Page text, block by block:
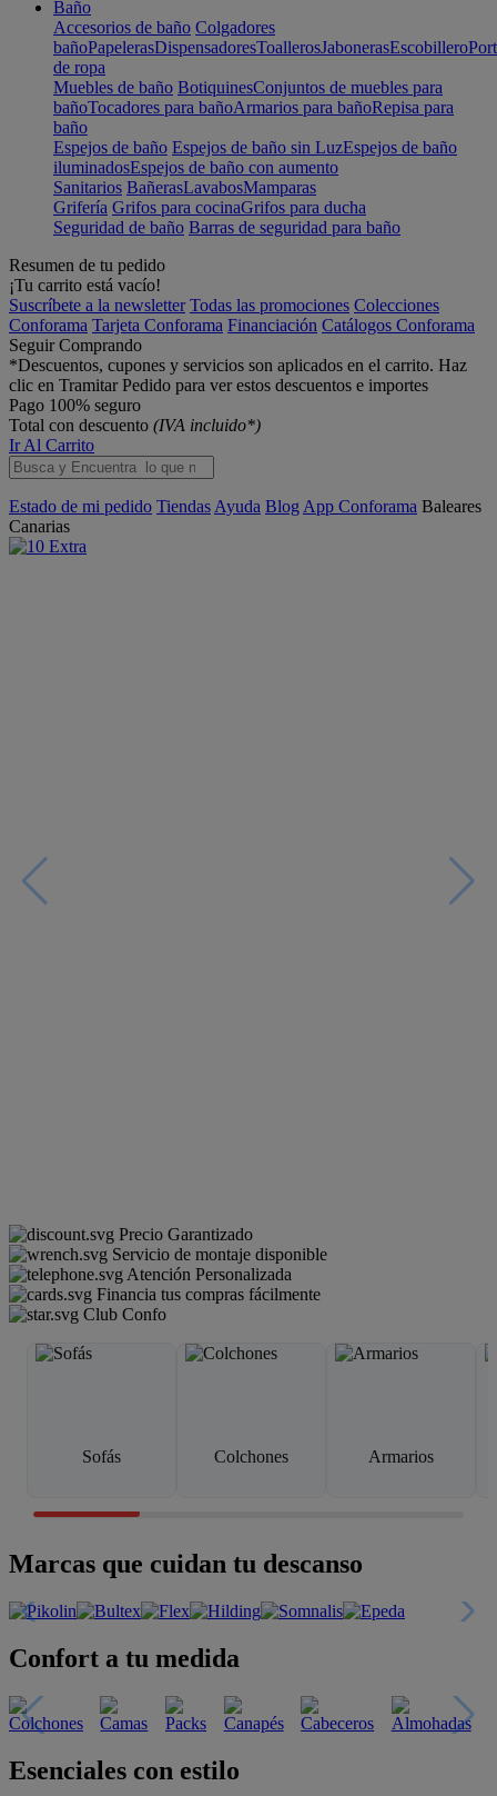
Baño
Accesorios de baño Colgadores
bañoPapelerasDispensadoresToallerosJabonerasEscobillero
de ropa
Muebles de baño BotiquinesConjuntos de muebles para
bañoTocadores para bañoArmarios para bañoRepisa para
baño
Espejos de baño Espejos de baño sin LuzEspejos de baño
iluminadosEspejos de baño con aumento
Sanitarios BañerasLavabosMamparas
Grifería Grifos para cocinaGrifos para ducha
Seguridad de baño Barras de seguridad para baño
Resumen de tu pedido
¡Tu carrito está vacío!
Suscríbete a la newsletter Todas las promociones Colecciones
Conforama Tarjeta Conforama Financiación Catálogos Conforama
Seguir Comprando
*Descuentos, cupones y servicios son aplicados en el carrito. Haz
clic en Tramitar Pedido para ver estos descuentos e importes
Pago 100% seguro
Total con descuento (IVA incluido*)
Ir Al Carrito
Estado de mi pedido Tiendas Ayuda Blog App Conforama Baleares
Canarias
Precio Garantizado
Servicio de montaje disponible
Atención Personalizada
Financia tus compras fácilmente
Club Confo
Sofás Colchones Armarios
Marcas que cuidan tu descanso
Confort a tu medida
Esenciales con estilo